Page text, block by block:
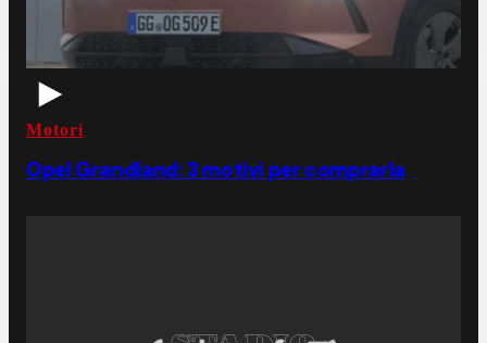
Motori
Opel Grandland: 3 motivi per comprarla